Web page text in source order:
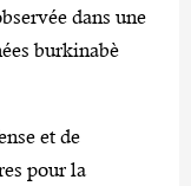
dans une
burkinabè
et de
pour la